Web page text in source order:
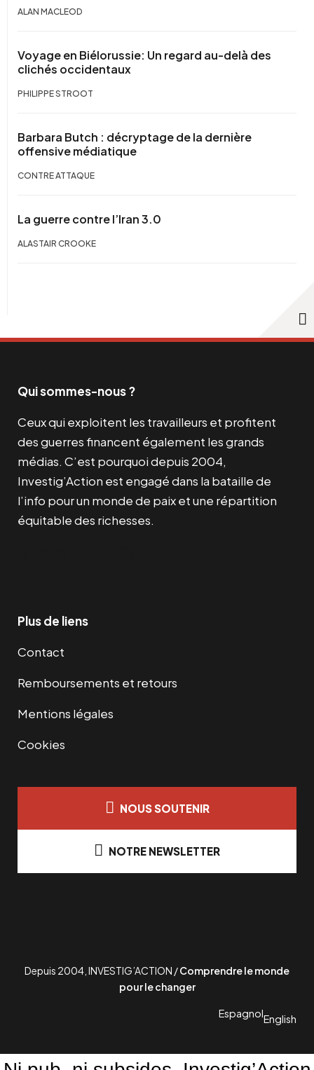
ALAN MACLEOD
Voyage en Biélorussie: Un regard au-delà des
clichés occidentaux
PHILIPPE STROOT
Barbara Butch : décryptage de la dernière
offensive médiatique
CONTRE ATTAQUE
La guerre contre l’Iran 3.0
ALASTAIR CROOKE
Qui sommes-nous ?
Ceux qui exploitent les travailleurs et profitent
des guerres financent également les grands
médias. C’est pourquoi depuis 2004,
Investig’Action est engagé dans la bataille de
l’info pour un monde de paix et une répartition
équitable des richesses.
Plus de liens
Contact
Remboursements et retours
Mentions légales
Cookies
NOUS SOUTENIR
NOTRE NEWSLETTER
Depuis 2004, INVESTIG’ACTION /Comprendre le monde
pour le changer
EspagnolEnglish